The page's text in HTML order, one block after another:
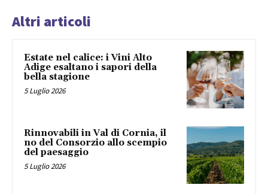
Altri articoli
Estate nel calice: i Vini Alto
Adige esaltano i sapori della
bella stagione
5 Luglio 2026
Rinnovabili in Val di Cornia, il
no del Consorzio allo scempio
del paesaggio
5 Luglio 2026